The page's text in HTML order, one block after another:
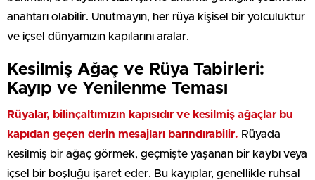
anahtarı olabilir. Unutmayın, her rüya kişisel bir yolculuktur
ve içsel dünyamızın kapılarını aralar.
Kesilmiş Ağaç ve Rüya Tabirleri:
Kayıp ve Yenilenme Teması
Rüyalar, bilinçaltımızın kapısıdır ve kesilmiş ağaçlar bu
kapıdan geçen derin mesajları barındırabilir. Rüyada
kesilmiş bir ağaç görmek, geçmişte yaşanan bir kaybı veya
içsel bir boşluğu işaret eder. Bu kayıplar, genellikle ruhsal